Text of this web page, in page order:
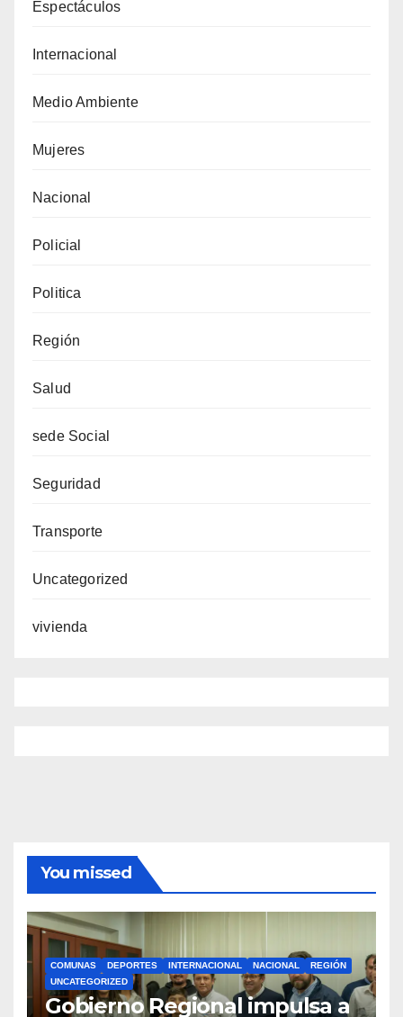
Espectáculos
Internacional
Medio Ambiente
Mujeres
Nacional
Policial
Politica
Región
Salud
sede Social
Seguridad
Transporte
Uncategorized
vivienda
You missed
COMUNAS DEPORTES INTERNACIONAL NACIONAL
REGIÓN
UNCATEGORIZED
Gobierno Regional impulsa a